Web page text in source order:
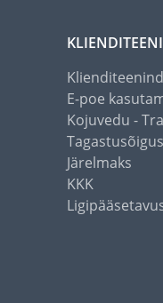
E-poe
Kojuvedu -
Tagastusõigus
Järelmaks
KKK